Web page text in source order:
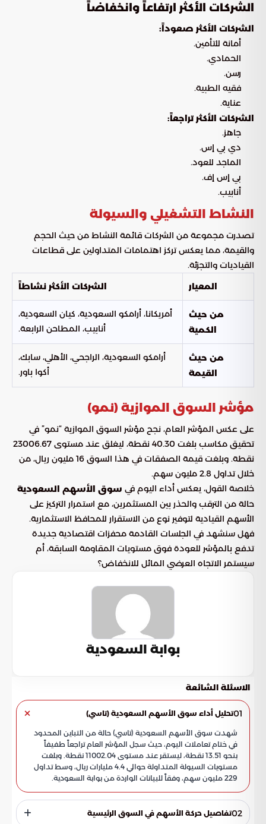
الشركات الأكثر ارتفاعاً وانخفاضاً
الشركات الأكثر صعوداً:
أمانة للتأمين.
الحمادي.
رسن.
فقيه الطبية.
عناية.
الشركات الأكثر تراجعاً:
جاهز.
دي بي إس.
الماجد للعود.
بي إس إف.
أنابيب.
النشاط التشغيلي والسيولة
تصدرت مجموعة من الشركات قائمة النشاط من حيث الحجم
والقيمة، مما يعكس تركز اهتمامات المتداولين على قطاعات
القياديات والتجزئة.
المعيار
الشركات الأكثر نشاطاً
من حيث
الكمية
أمريكانا، أرامكو السعودية، كيان السعودية،
أنابيب، المطاحن الرابعة.
من حيث
القيمة
أرامكو السعودية، الراجحي، الأهلي، سابك،
أكوا باور.
مؤشر السوق الموازية (نمو)
على عكس المؤشر العام، نجح مؤشر السوق الموازية “نمو” في
تحقيق مكاسب بلغت 40.30 نقطة، ليغلق عند مستوى 23006.67
نقطة. وبلغت قيمة الصفقات في هذا السوق 16 مليون ريال، من
خلال تداول 2.8 مليون سهم.
خلاصة القول، يعكس أداء اليوم في سوق الأسهم السعودية
حالة من الترقب والحذر بين المستثمرين، مع استمرار التركيز على
الأسهم القيادية لتوفير نوع من الاستقرار للمحافظ الاستثمارية.
فهل سنشهد في الجلسات القادمة محفزات اقتصادية جديدة
تدفع بالمؤشر للعودة فوق مستويات المقاومة السابقة، أم
سيستمر الاتجاه العرضي المائل للانخفاض؟
بوابة السعودية
الاسئلة الشائعة
01تحليل أداء سوق الأسهم السعودية (تاسي)
شهدت سوق الأسهم السعودية (تاسي) حالة من التباين المحدود
في ختام تعاملات اليوم، حيث سجل المؤشر العام تراجعاً طفيفاً
بنحو 13.51 نقطة، ليستقر عند مستوى 11002.04 نقطة. وبلغت
مستويات السيولة المتداولة حوالي 4.4 مليارات ريال، وسط تداول
229 مليون سهم، وفقاً للبيانات الواردة من بوابة السعودية.
02تفاصيل حركة الأسهم في السوق الرئيسية